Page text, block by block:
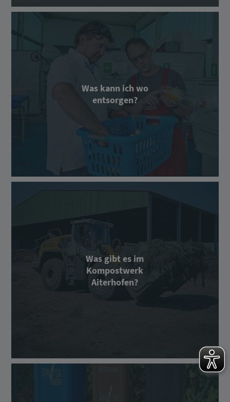
Was kann ich wo
entsorgen?
Was gibt es im
Kompostwerk
Aiterhofen?